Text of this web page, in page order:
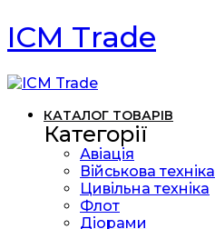
ICM Trade
КАТАЛОГ ТОВАРІВ
Категорії
Авіація
Військова техніка
Цивільна техніка
Флот
Діорами